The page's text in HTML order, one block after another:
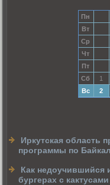
Пн
Вт
Ср
Чт
Пт
Сб
1
Вс
2
Иркутская область
программы по
Как недоучившийся
бургерах с кактусами